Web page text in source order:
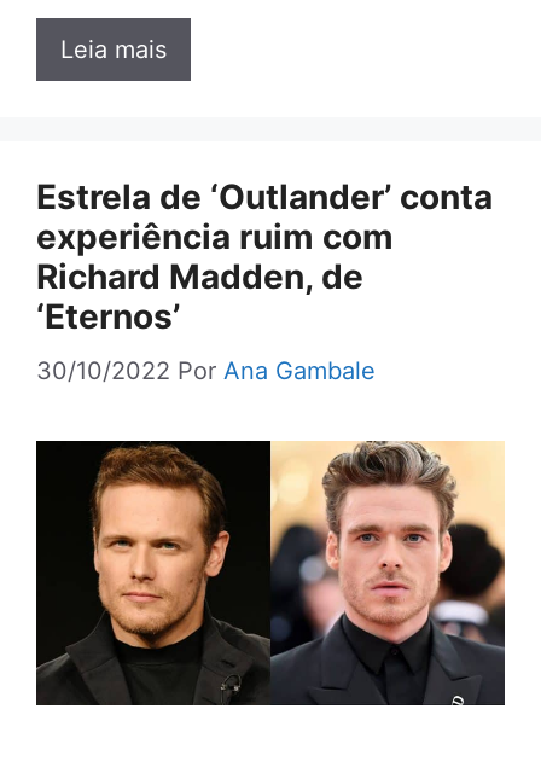
Leia mais
Estrela de ‘Outlander’ conta
experiência ruim com
Richard Madden, de
‘Eternos’
30/10/2022 Por Ana Gambale